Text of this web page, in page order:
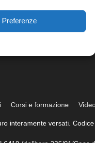
Preferenze
Corsi e formazione
interamente versati.